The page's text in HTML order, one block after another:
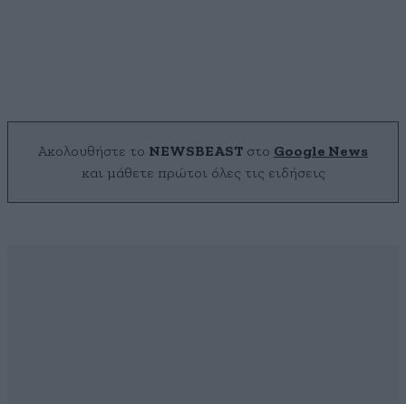
Ακολουθήστε το NEWSBEAST στο Google News
και μάθετε πρώτοι όλες τις ειδήσεις